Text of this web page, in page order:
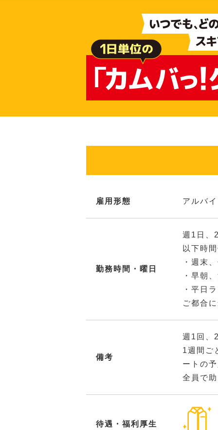
雇用形態 アルバ
勤務時間・曜日
週1日、
以下時
・週末
・早朝
・平日
ご都合
備考
週1回、
1週間ご
ートの
全員で
待遇・福利厚生